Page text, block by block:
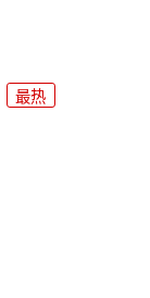
最热